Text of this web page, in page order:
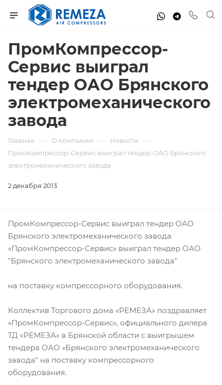
ПромКомпрессор-
Сервис выиграл
тендер ОАО Брянского
электромеханического
завода
Главная — О компании — Новости —
ПромКомпрессор-Сервис выиграл тендер ОАО Брянского
электромеханического завода
2 декабря 2013
ПромКомпрессор-Сервис выиграл тендер ОАО
Брянского электромеханического завода
«ПромКомпрессор-Сервис» выиграл тендер ОАО
"Брянского электромеханического завода"
на поставку компрессорного оборудования.
Коллектив Торгового дома «РЕМЕЗА» поздравляет
«ПромКомпрессор-Сервис», официального дилера
ТД «РЕМЕЗА» в Брянской области с выигрышем
тендера ОАО «Брянского электромеханического
завода" на поставку компрессорного
оборудования.